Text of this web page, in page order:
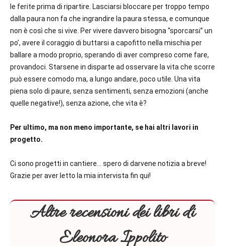
le ferite prima di ripartire. Lasciarsi bloccare per troppo tempo
dalla paura non fa che ingrandire la paura stessa, e comunque
non è così che si vive. Per vivere davvero bisogna “sporcarsi” un
po’, avere il coraggio di buttarsi a capofitto nella mischia per
ballare a modo proprio, sperando di aver compreso come fare,
provandoci. Starsene in disparte ad osservare la vita che scorre
può essere comodo ma, a lungo andare, poco utile. Una vita
piena solo di paure, senza sentimenti, senza emozioni (anche
quelle negative!), senza azione, che vita è?
Per ultimo, ma non meno importante, se hai altri lavori in
progetto.
Ci sono progetti in cantiere… spero di darvene notizia a breve!
Grazie per aver letto la mia intervista fin qui!
Altre recensioni dei libri di
Eleonora Ippolito